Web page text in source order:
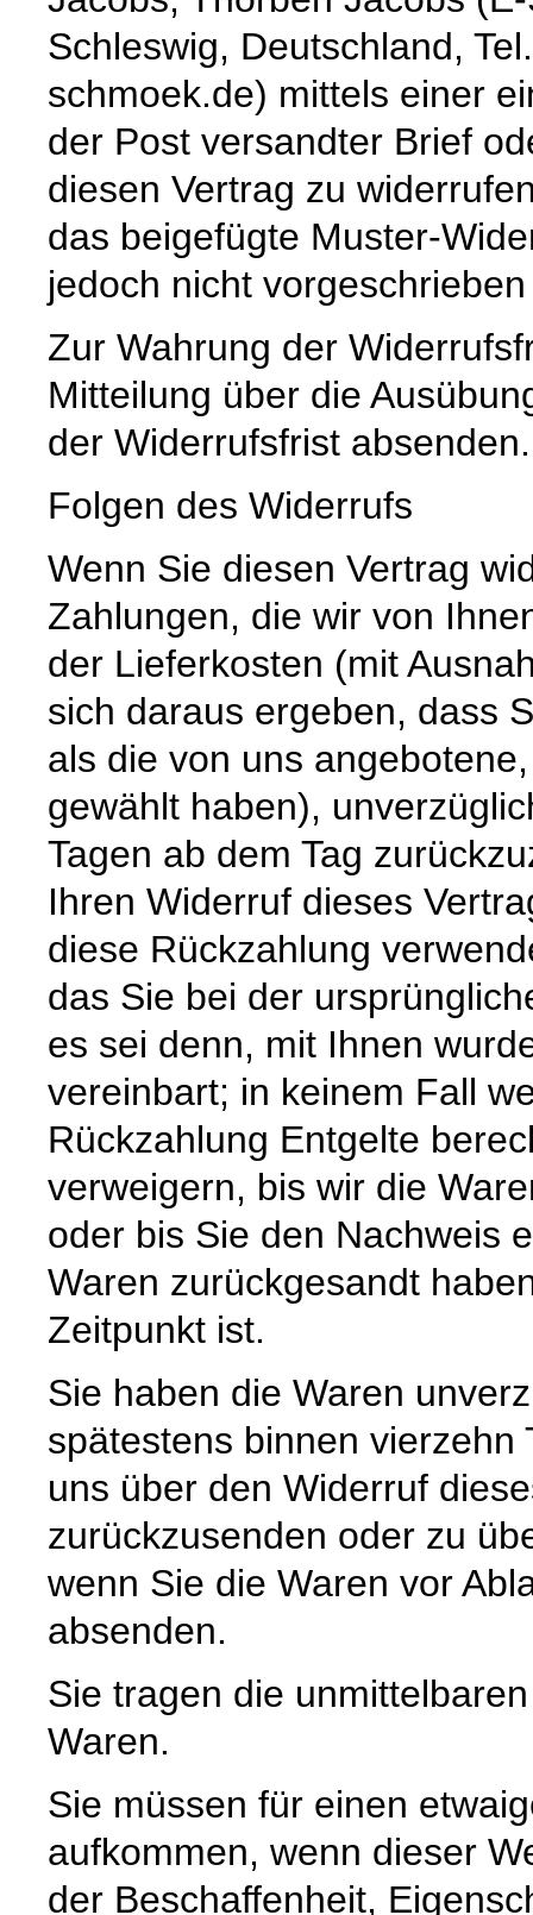
Schleswig, Deutschland,
schmoek.de) mittels einer
der Post versandter Brief
diesen Vertrag zu
das beigefügte Muster-
jedoch nicht
Zur Wahrung der
Mitteilung über die
der Widerrufsfrist absenden.
Folgen des Widerrufs
Wenn Sie diesen Vertrag
Zahlungen, die wir von
der Lieferkosten (mit
sich daraus ergeben, dass
als die von uns
gewählt haben),
Tagen ab dem Tag
Ihren Widerruf dieses
diese Rückzahlung
das Sie bei der
es sei denn, mit Ihnen
vereinbart; in keinem Fall
Rückzahlung Entgelte
verweigern, bis wir die
oder bis Sie den Nachweis
Waren zurückgesandt
Zeitpunkt ist.
Sie haben die Waren
spätestens binnen vierzehn
uns über den Widerruf
zurückzusenden oder zu
wenn Sie die Waren vor
absenden.
Sie tragen die
Waren.
Sie müssen für einen
aufkommen, wenn dieser
der Beschaffenheit,